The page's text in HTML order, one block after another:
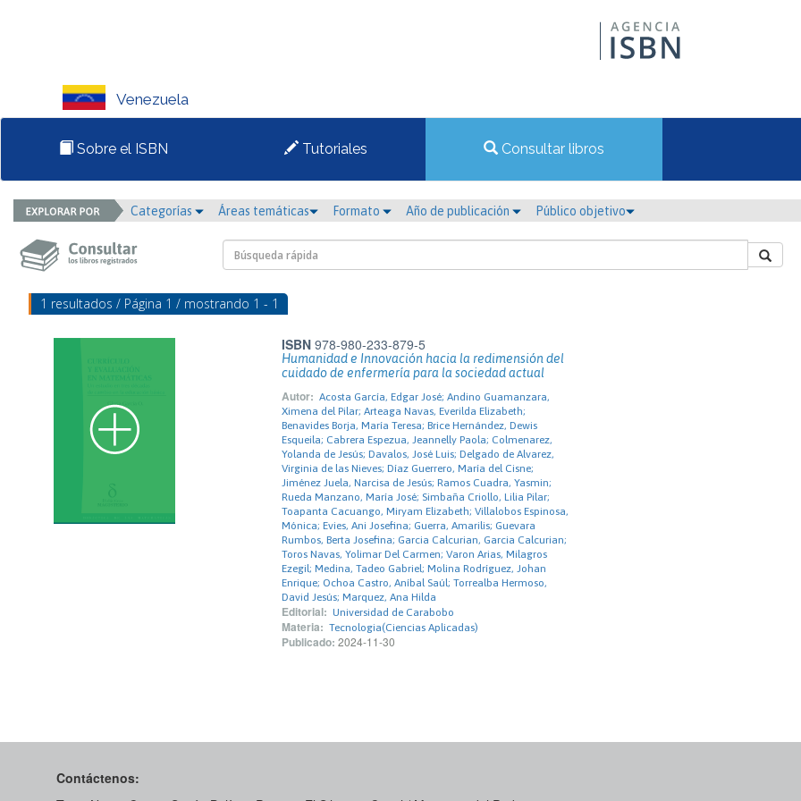
Venezuela
Sobre el ISBN Tutoriales Consultar libros
Categorías Áreas temáticas Formato Año de publicación Público objetivo
1 resultados / Página 1 / mostrando 1 - 1
ISBN 978-980-233-879-5
Humanidad e Innovación hacia la redimensión del
cuidado de enfermería para la sociedad actual
Autor: Acosta García, Edgar José; Andino Guamanzara,
Ximena del Pilar; Arteaga Navas, Everilda Elizabeth;
Benavides Borja, María Teresa; Brice Hernández, Dewis
Esqueila; Cabrera Espezua, Jeannelly Paola; Colmenarez,
Yolanda de Jesús; Davalos, José Luis; Delgado de Alvarez,
Virginia de las Nieves; Díaz Guerrero, María del Cisne;
Jiménez Juela, Narcisa de Jesús; Ramos Cuadra, Yasmin;
Rueda Manzano, María José; Simbaña Criollo, Lilia Pilar;
Toapanta Cacuango, Miryam Elizabeth; Villalobos Espinosa,
Mónica; Evies, Ani Josefina; Guerra, Amarilis; Guevara
Rumbos, Berta Josefina; Garcia Calcurian, Garcia Calcurian;
Toros Navas, Yolimar Del Carmen; Varon Arias, Milagros
Ezegil; Medina, Tadeo Gabriel; Molina Rodríguez, Johan
Enrique; Ochoa Castro, Aníbal Saúl; Torrealba Hermoso,
David Jesús; Marquez, Ana Hilda
Editorial: Universidad de Carabobo
Materia: Tecnologia(Ciencias Aplicadas)
Publicado: 2024-11-30
Contáctenos: